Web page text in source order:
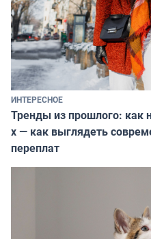
ИНТЕРЕСНОЕ
Тренды из прошлого: как
х — как выглядеть
переплат